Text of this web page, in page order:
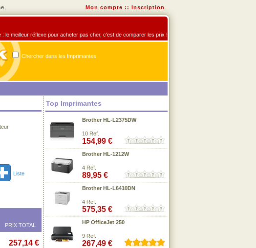
Mon compte :: Inscription
: le meilleur réflexe pour acheter pas cher, c'est de comparer les prix !
Chercher dans les Imprimantes
Liste
PRIX TOTAL
257,14 €
Top Imprimantes
Brother HL-L2375DW
10 Ref.
154,99 €
Brother HL-1212W
4 Ref.
89,95 €
Brother HL-L6410DN
4 Ref.
575,35 €
HP OfficeJet 250
9 Ref.
267,49 €